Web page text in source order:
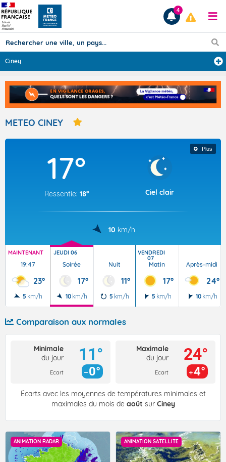
Prévisions
TOUS LES RÉSULTATS
Articles
4
Ciney
METEO CINEY
Plus
17°
Ressentie: 18° Ciel clair
10 km/h
MAINTENANT
19:47
23°
5 km/h
JEUDI 06
Soirée
17°
10 km/h
Nuit
11°
5 km/h
VENDREDI
07
Matin
17°
5 km/h
Après-midi
24°
10 km/h
Comparaison aux normales
Minimale
du jour
Ecart
11°
0°
Maximale
du jour
Ecart
24°
4°
Écarts avec les moyennes de températures minimales et
maximales du mois de août sur Ciney
ANIMATION RADAR ANIMATION SATELLITE